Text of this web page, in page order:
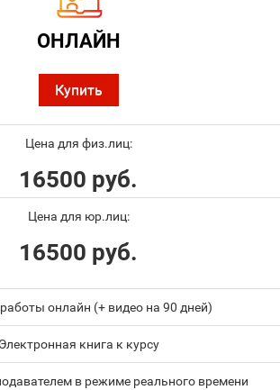
ОНЛАЙН
Купить
Цена для физ.лиц:
16500 руб.
Цена для юр.лиц:
16500 руб.
онлайн (+ видео на 90 дней)
Электронная книга к курсу
в режиме реального времени